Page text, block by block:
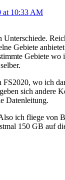
at 10:33 AM
Unterschiede.
Gebiete
Gebiete wo
FS2020, wo ich
sich andere
Datenleitung.
ich fliege von
150 GB auf